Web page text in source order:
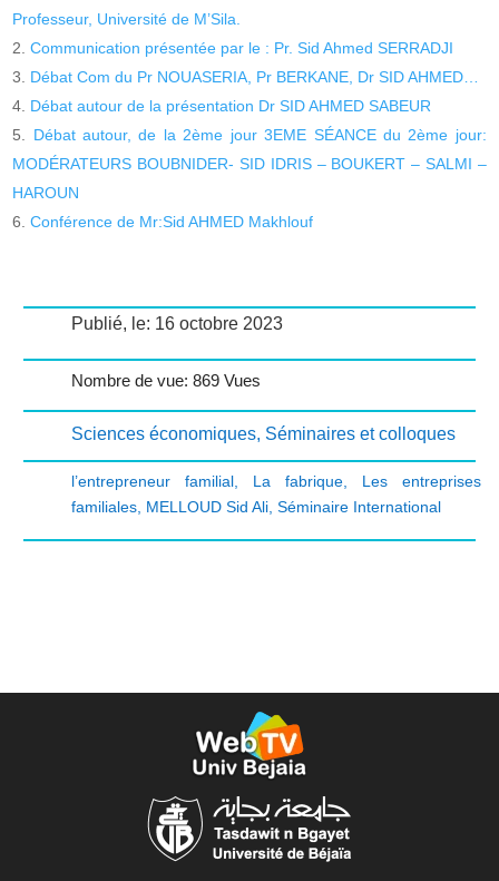
Professeur, Université de M’Sila.
Communication présentée par le : Pr. Sid Ahmed SERRADJI
Débat Com du Pr NOUASERIA, Pr BERKANE, Dr SID AHMED…
Débat autour de la présentation Dr SID AHMED SABEUR
Débat autour, de la 2ème jour 3EME SÉANCE du 2ème jour:
MODÉRATEURS BOUBNIDER- SID IDRIS – BOUKERT – SALMI –
HAROUN
Conférence de Mr:Sid AHMED Makhlouf
Publié, le: 16 octobre 2023
Nombre de vue: 869 Vues
Sciences économiques, Séminaires et colloques
l’entrepreneur familial, La fabrique, Les entreprises
familiales, MELLOUD Sid Ali, Séminaire International